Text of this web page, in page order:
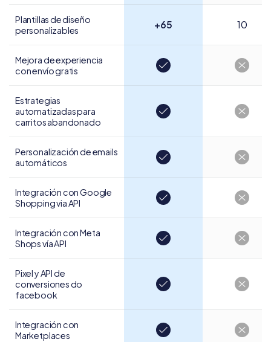
Plantillas de diseño
personalizables
+65 10
Mejora de experiencia
con envío gratis
Estrategias
automatizadas para
carritos abandonado
Personalización deemails
automáticos
Integración con Google
Shopping via API
Integración conMeta
Shops vía API
Pixel y API de
conversiones do
facebook
Integración con
Marketplaces